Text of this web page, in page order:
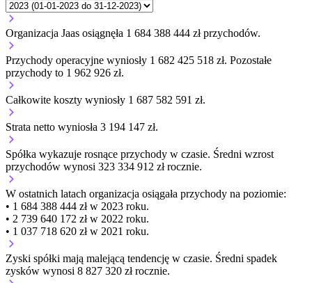
Organizacja Jaas osiągnęła 1 684 388 444 zł przychodów.
Przychody operacyjne wyniosły 1 682 425 518 zł. Pozostałe
przychody to 1 962 926 zł.
Całkowite koszty wyniosły 1 687 582 591 zł.
Strata netto wyniosła 3 194 147 zł.
Spółka wykazuje rosnące przychody w czasie. Średni wzrost
przychodów wynosi 323 334 912 zł rocznie.
W ostatnich latach organizacja osiągała przychody na poziomie:
• 1 684 388 444 zł w 2023 roku.
• 2 739 640 172 zł w 2022 roku.
• 1 037 718 620 zł w 2021 roku.
Zyski spółki mają malejącą tendencję w czasie. Średni spadek
zysków wynosi 8 827 320 zł rocznie.